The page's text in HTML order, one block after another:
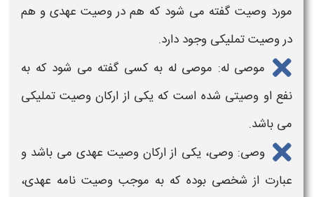
مورد وصیت گفته می شود که هم دروصیت عهدی و هم
دروصیتتملیکی وجود دارد.
موصی له: موصی له به کسی گفته می شود که به
نفع او وصیتی شده است که یکی از ارکان وصیت تملیکی
می باشد.
وصی: وصی، یکی از ارکان وصیت عهدی می باشد و
عبارت از شخصی بوده که به موجب وصیت نامه عهدی،